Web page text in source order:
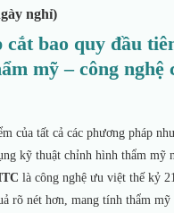
nghỉ)
cắt bao quy đầu
mỹ – công nghệ
của tất cả các phương pháp
kỹ thuật chỉnh hình thẩm mỹ
là công nghệ ưu việt thế kỷ
rõ nét hơn, mang tính thẩm mỹ